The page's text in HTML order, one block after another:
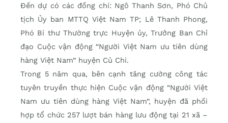
Đến dự có các đồng chí: Ngô Thanh Sơn, Phó Chủ
tịch Ủy ban MTTQ Việt Nam TP; Lê Thanh Phong,
Phó Bí thư Thường trực Huyện ủy, Trưởng Ban Chỉ
đạo Cuộc vận động “Người Việt Nam ưu tiên dùng
hàng Việt Nam” huyện Củ Chi.
Trong 5 năm qua, bên cạnh tăng cường công tác
tuyên truyền thực hiện Cuộc vận động “Người Việt
Nam ưu tiên dùng hàng Việt Nam”, huyện đã phối
hợp tổ chức 257 lượt bán hàng lưu động tại 21 xã –